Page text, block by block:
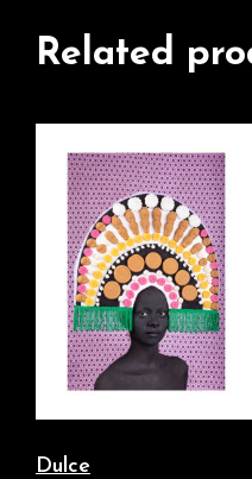
Related
Dulce